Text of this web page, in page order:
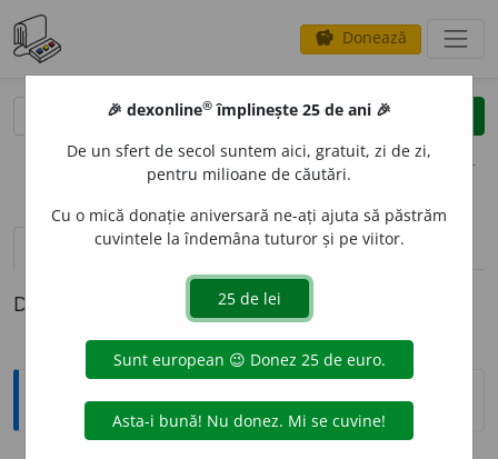
savings Donează
clear
opțiuni
definiții (1) pronunțievolume_up (6)
Definiția cu ID-ul 1101086:
Explicative DEX
🎉 dexonline® împlinește 25 de ani 🎉
De un sfert de secol suntem aici, gratuit, zi de zi,
pentru milioane de căutări.
Cu o mică donație aniversară ne-ați ajuta să păstrăm
cuvintele la îndemâna tuturor și pe viitor.